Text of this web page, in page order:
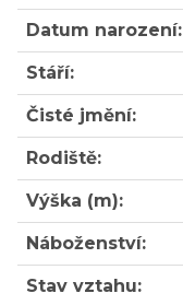
Datum narození:
Stáří:
Čisté jmění:
Rodiště:
Výška (m):
Náboženství:
Stav vztahu: